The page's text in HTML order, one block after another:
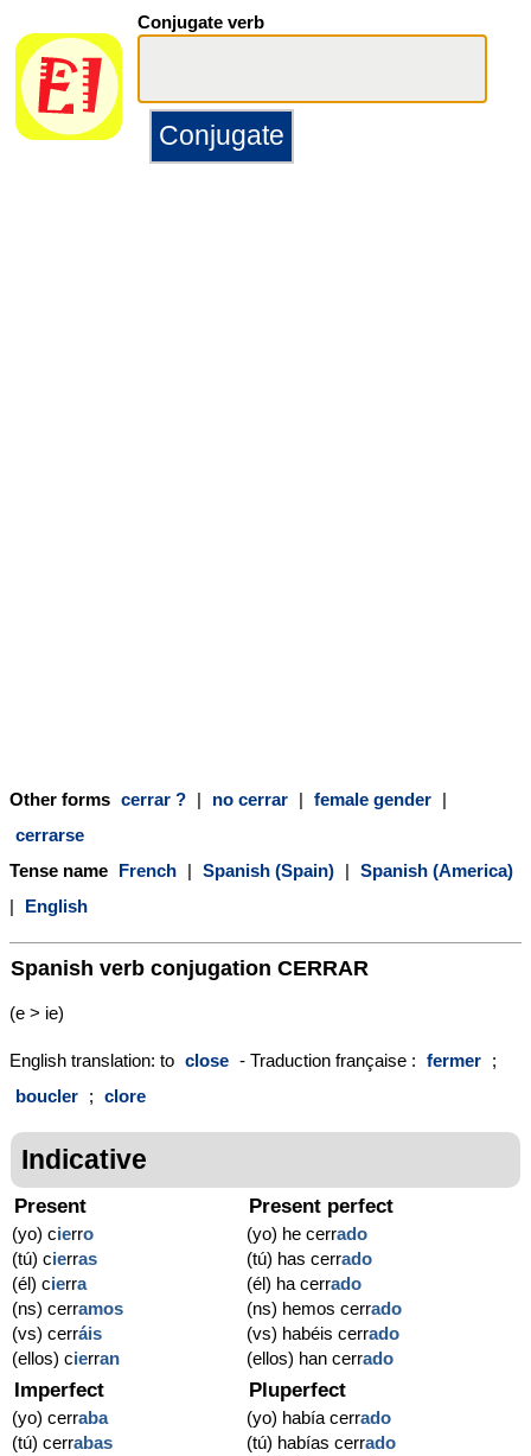
Conjugate verb
Other forms cerrar ? | no cerrar | female gender |
cerrarse
Tense name French | Spanish (Spain) | Spanish (America)
|
English
Spanish verb conjugation CERRAR
(e > ie)
English translation: to close - Traduction française : fermer ;
boucler ; clore
Indicative
Present
(yo) cierro
(tú) cierras
(él) cierra
(ns) cerramos
(vs) cerráis
(ellos) cierran
Present perfect
(yo) he cerrado
(tú) has cerrado
(él) ha cerrado
(ns) hemos cerrado
(vs) habéis cerrado
(ellos) han cerrado
Imperfect
(yo) cerraba
(tú) cerrabas
Pluperfect
(yo) había cerrado
(tú) habías cerrado